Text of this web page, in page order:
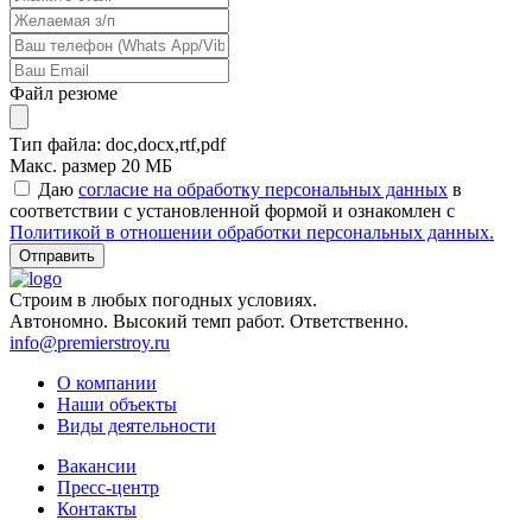
Файл резюме
Тип файла: doc,docx,rtf,pdf
Макс. размер 20 МБ
Даю согласие на обработку персональных данных в
соответствии с установленной формой и ознакомлен с
Политикой в отношении обработки персональных данных.
Строим в любых погодных условиях.
Автономно. Высокий темп работ. Ответственно.
info@premierstroy.ru
О компании
Наши объекты
Виды деятельности
Вакансии
Пресс-центр
Контакты